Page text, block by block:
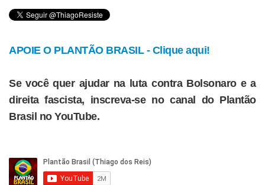
APOIE O PLANTÃO BRASIL - Clique aqui!
Se você quer ajudar na luta contra Bolsonaro e a
direita fascista, inscreva-se no canal do Plantão
Brasil no YouTube.